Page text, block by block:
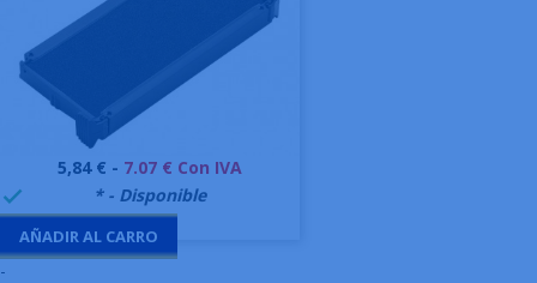
Precio
5,84 € - 7.07 € Con IVA
 * - Disponible
AÑADIR AL CARRO
-